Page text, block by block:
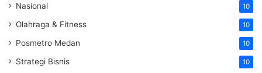
Nasional 10
Olahraga & Fitness 10
Posmetro Medan 10
Strategi Bisnis 10